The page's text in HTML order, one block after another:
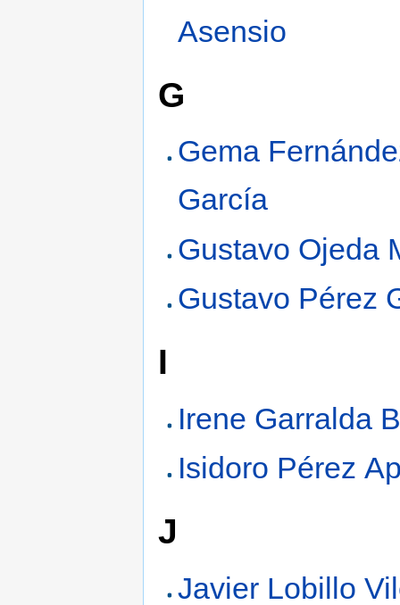
Asensio
G
Gema
García
Gustavo Ojeda
Gustavo Pérez
I
Irene Garralda
Isidoro Pérez
J
Javier Lobillo